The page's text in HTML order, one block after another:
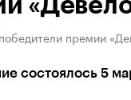
премии
состоялось 5